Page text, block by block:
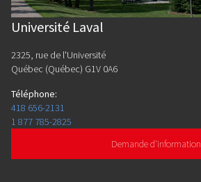
Université Laval
2325, rue de l'Université
Québec (Québec) G1V 0A6
Téléphone:
418 656-2131
1 877 785-2825
Demande d'information